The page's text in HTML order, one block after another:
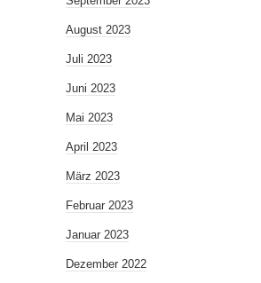
August 2023
Juli 2023
Juni 2023
Mai 2023
April 2023
März 2023
Februar 2023
Januar 2023
Dezember 2022